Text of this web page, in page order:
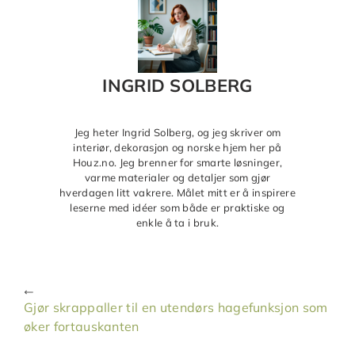
INGRID SOLBERG
Jeg heter Ingrid Solberg, og jeg skriver om
interiør, dekorasjon og norske hjem her på
Houz.no. Jeg brenner for smarte løsninger,
varme materialer og detaljer som gjør
hverdagen litt vakrere. Målet mitt er å inspirere
leserne med idéer som både er praktiske og
enkle å ta i bruk.
Gjør skrappaller til en utendørs hagefunksjon som
øker fortauskanten